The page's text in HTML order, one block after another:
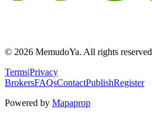
© 2026 MemudoYa. All rights reserved
Terms|Privacy
BrokersFAQsContactPublishRegister
Powered by Mapaprop